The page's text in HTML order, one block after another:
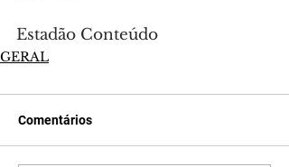
Estadão Conteúdo
GERAL
Comentários